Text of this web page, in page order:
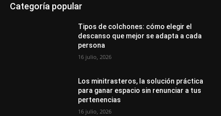
Categoría popular
Tipos de colchones: cómo elegir el
descanso que mejor se adapta a cada
persona
16 julio, 2026
Los minitrasteros, la solución práctica
para ganar espacio sin renunciar a tus
pertenencias
16 julio, 2026